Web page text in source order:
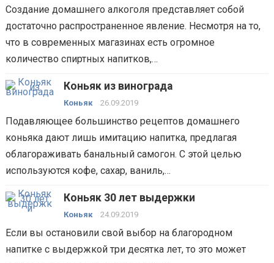
Создание домашнего алкоголя представляет собой
достаточно распространенное явление. Несмотря на то,
что в современных магазинах есть огромное
количество спиртных напитков,…
Коньяк из винограда
Коньяк 26.09.2019
Подавляющее большинство рецептов домашнего
коньяка дают лишь имитацию напитка, предлагая
облагораживать банальный самогон. С этой целью
используются кофе, сахар, ваниль,…
Коньяк 30 лет выдержки
Коньяк 24.09.2019
Если вы остановили свой выбор на благородном
напитке с выдержкой три десятка лет, то это может